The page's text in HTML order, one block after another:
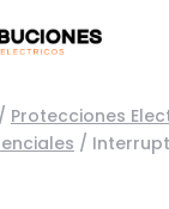
/ Protecciones
/